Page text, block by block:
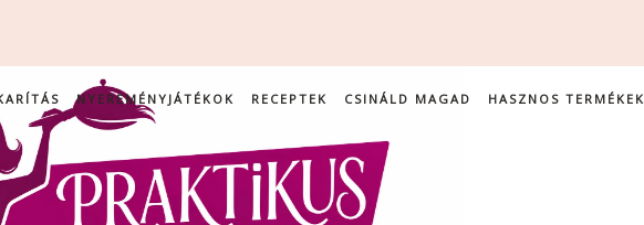
NYEREMÉNYJÁTÉKOK RECEPTEK CSINÁLD MAGAD HASZNOS TERMÉKEK